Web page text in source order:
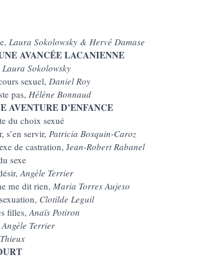
Laura Sokolowsky & Hervé Damase
AVANCÉE LACANIENNE
Laura Sokolowsky
sexuel, Daniel Roy
pas, Hélène Bonnaud
AVENTURE D’ENFANCE
du choix sexué
s’en servir, Patricia Bosquin-Caroz
de castration, Jean-Robert Rabanel
sexe
Angèle Terrier
me dit rien, Maria Torres Aujeso
Clotilde Leguil
filles,Anaïs Potiron
Angèle Terrier